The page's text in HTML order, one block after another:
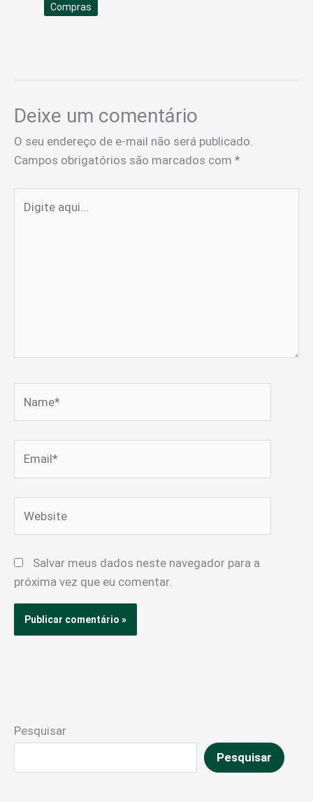
Compras
Deixe um comentário
O seu endereço de e-mail não será publicado.
Campos obrigatórios são marcados com *
aqui...
Salvar meus dados neste navegador para a
próxima vez que eu comentar.
Pesquisar
Pesquisar